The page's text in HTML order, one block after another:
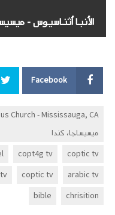
الأنبا أثناسيوس -
Facebook
ميسيساجا، كندا
coptic tv
copt4g tv
arabic tv
coptic tv
chrisition
bible